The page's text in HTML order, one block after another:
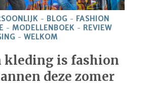
BLOG
FASHION
MODELLENBOEK
REVIEW
WELKOM
kleding is fashion
deze zomer